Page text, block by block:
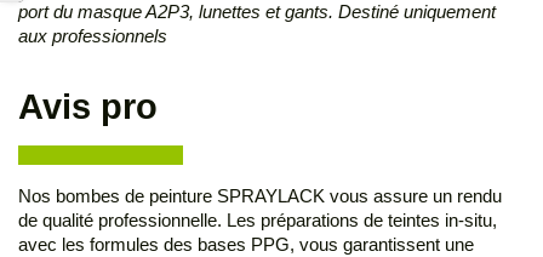
port du masque A2P3, lunettes et gants. Destiné uniquement
aux professionnels
Avis pro
Nos bombes de peinture SPRAYLACK vous assure un rendu
de qualité professionnelle. Les préparations de teintes in-situ,
avec les formules des bases PPG, vous garantissent une